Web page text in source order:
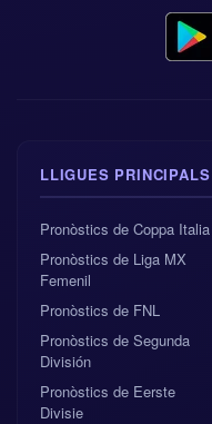
LLIGUES PRINCIPALS
Pronòstics de Coppa Italia
Pronòstics de Liga MX
Femenil
Pronòstics de FNL
Pronòstics de Segunda
División
Pronòstics de Eerste
Divisie